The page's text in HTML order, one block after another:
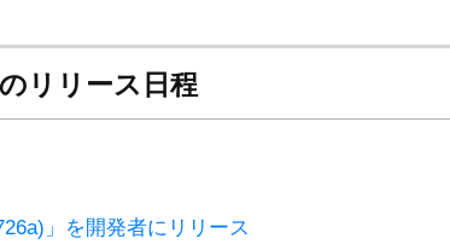
リリース日程
」を開発者にリリース